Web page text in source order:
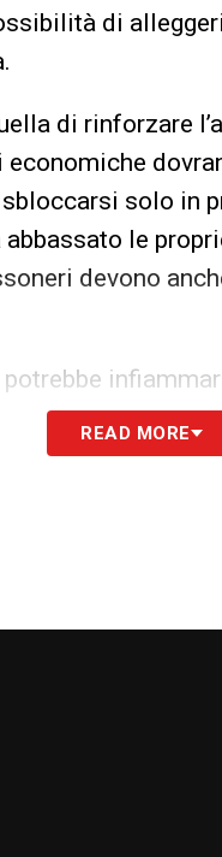
di
di rinforzare
solo in
le
devono
potrebbe
La
speranza di
READ MORE